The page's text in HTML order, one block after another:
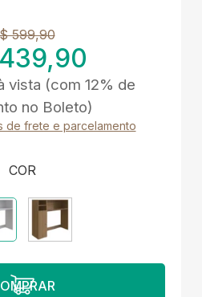
599,90
vista (com 12% de
no Boleto)
de frete e parcelamento
COR